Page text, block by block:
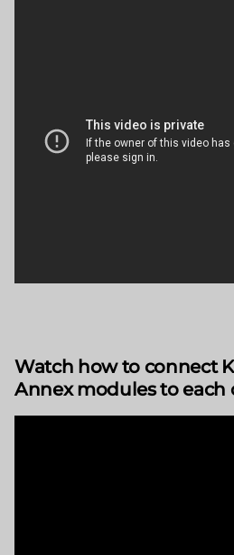
Watch how to connect
Annex modules to each